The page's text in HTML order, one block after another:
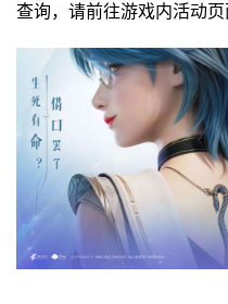
查询，请前往游戏内活动页